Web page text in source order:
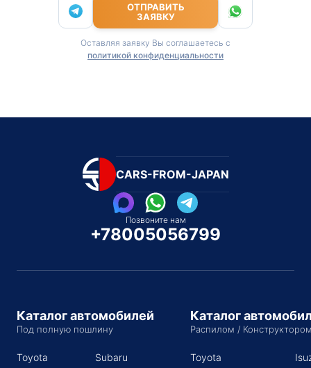
ОТПРАВИТЬ
ЗАЯВКУ
Оставляя заявку Вы соглашаетесь с
политикой конфиденциальности
CARS-FROM-JAPAN
Позвоните нам
+78005056799
Каталог автомобилей
Под полную пошлину
Toyota
Subaru
Каталог
Распилом /
Toyota